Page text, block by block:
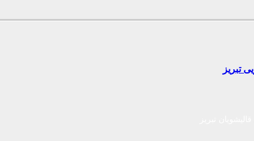
تبریز